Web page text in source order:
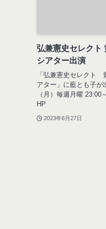
弘兼憲史セレクト
シアター出演
「弘兼憲史セレクト
アター」に藍とも子が
（月）毎週月曜 23:00
HP
2023年6月27日